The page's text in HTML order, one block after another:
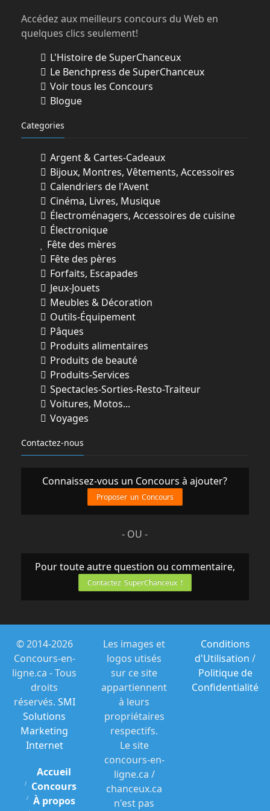
Membre MOI - Membre MOI - Pour
participer, vous devez être membre du
programme MOI. Si vous
n’êtes pas membre, rendez vous à
l’adresse
site metro.ca, ou
dans un magasin Metro et inscrivez-vous.
Pour ce faire, remplissez le formulaire
d’inscription en
fournissant vos nom, prénom, adresse
complète, numéros de téléphone, date de
naissance et adresse
courriel. Si vous vous inscrivez via le site,
choisissez un code d’utilisateur et un mot
de passe. Si vous
êtes déjà membre MOI, assurez-vous que
les renseignements que vous avez fournis
pour votre
inscription au programme sont à jour et
consentez à ce qu’ils soient utilisés dans le
cadre de ce
Concours.
Participation - Effectuez l’achat de deux (2)
produits Kraft Heinz participants (le
dans l’un des Magasins participants en
présentant votre carte MOI lors de votre
achat. Vous obtiendrez
une participation au Concours.
Si vous êtes membre mais n’avez pas votre
de caisse avant de quitter le magasin.
Présentez-vous
ensuite au comptoir de service du même
de points et obtenir une participation.
Seuls les reçus de caisse
ainsi estampillés seront acceptés.
Participation sans achat. Pour recevoir un
bulletin de participation sans achat,
rédigez lisiblement
une lettre manuscrite et originale d’au
moins 50 mots expliquant pourquoi vous
aimez le programme
MOI, accompagnée de votre nom,
prénom, adresse complète incluant le
Accédez aux meilleurs concours du Web en
quelques clics seulement!
L'Histoire de SuperChanceux
Le Benchpress de SuperChanceux
Voir tous les Concours
Blogue
Categories
Argent & Cartes-Cadeaux
Bijoux, Montres, Vêtements, Accessoires
Calendriers de l'Avent
Cinéma, Livres, Musique
Électroménagers, Accessoires de cuisine
Électronique
Fête des mères
Fête des pères
Forfaits, Escapades
Jeux-Jouets
Meubles & Décoration
Outils-Équipement
Pâques
Produits alimentaires
Produits de beauté
Produits-Services
Spectacles-Sorties-Resto-Traiteur
Voitures, Motos...
Voyages
Contactez-nous
Connaissez-vous un Concours à ajouter?
Proposer un Concours
- OU -
Pour toute autre question ou commentaire,
Contactez SuperChanceux !
© 2014-2026
Concours-en-
ligne.ca - Tous
droits
réservés. SMI
Solutions
Marketing
Internet
Accueil
Concours
À propos
Les images et
logos utisés
sur ce site
appartiennent
à leurs
propriétaires
respectifs.
Le site
concours-en-
ligne.ca /
chanceux.ca
n'est pas
Conditions
d'Utilisation /
Politique de
Confidentialité